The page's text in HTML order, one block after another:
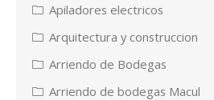
Apiladores electricos
Arquitectura y construccion
Arriendo de Bodegas
Arriendo de bodegas Macul